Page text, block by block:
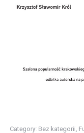
Category: Bez kategorii